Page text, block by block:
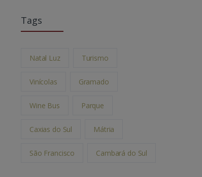
Tags
Natal Luz Turismo
Vinícolas Gramado
Wine Bus Parque
Caxias do Sul Mátria
São Francisco Cambará do Sul